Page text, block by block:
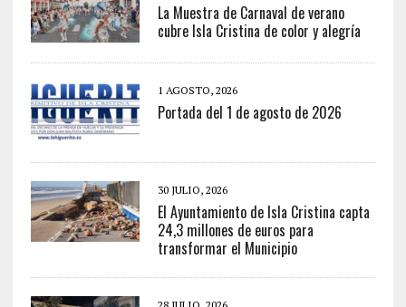
La Muestra de Carnaval de verano
cubre Isla Cristina de color y alegría
1 AGOSTO, 2026
Portada del 1 de agosto de 2026
30 JULIO, 2026
El Ayuntamiento de Isla Cristina capta
24,3 millones de euros para
transformar el Municipio